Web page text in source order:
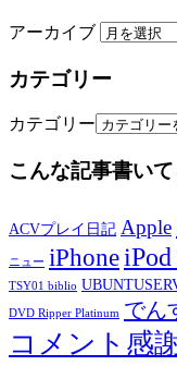
アーカイブ
カテゴリー
カテゴリー
こんな記事書い
ACVプレイ日記 Apple
ニュー iPhone
TSY01 biblio
DVD Ripper Platinum でん
コメント感